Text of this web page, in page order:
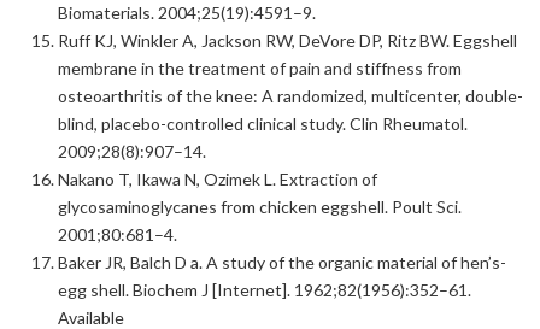
Biomaterials. 2004;25(19):4591–9.
Ruff KJ, Winkler A, Jackson RW, DeVore DP, Ritz BW. Eggshell
membrane in the treatment of pain and stiffness from
osteoarthritis of the knee: A randomized, multicenter, double-
blind, placebo-controlled clinical study. Clin Rheumatol.
2009;28(8):907–14.
Nakano T, Ikawa N, Ozimek L. Extraction of
glycosaminoglycanes from chicken eggshell. Poult Sci.
2001;80:681–4.
Baker JR, Balch D a. A study of the organic material of hen’s-
egg shell. Biochem J [Internet]. 1962;82(1956):352–61.
Available